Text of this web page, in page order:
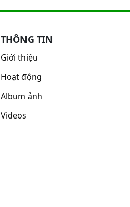
THÔNG TIN
Giới thiệu
Hoạt động
Album ảnh
Videos